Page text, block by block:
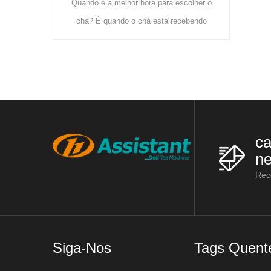
hora para escolher o
o chá está recebendo
Siga-Nos Tags